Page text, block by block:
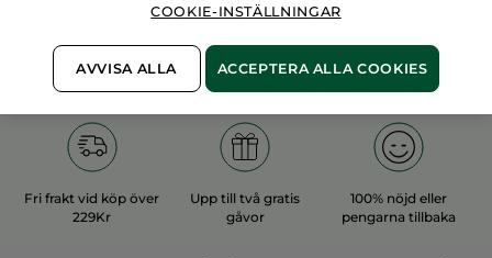
Fri frakt vid köp över
229Kr
Upp till två gratis
gåvor
100% nöjd eller
pengarna tillbaka
COOKIE-INSTÄLLNINGAR
AVVISA ALLA ACCEPTERA ALLA COOKIES